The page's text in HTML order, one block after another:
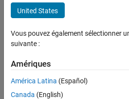
United States
Vous pouvez également sélectionner
suivante :
Amériques
América Latina (Español)
Canada (English)